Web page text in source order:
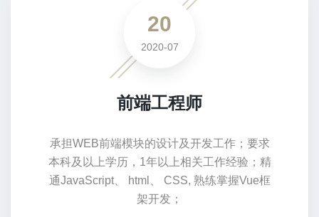
20
2020-07
前端工程师
承担WEB前端模块的设计及开发工作；要求
本科及以上学历，1年以上相关工作经验；精
通JavaScript、 html、 CSS, 熟练掌握Vue框
架开发；